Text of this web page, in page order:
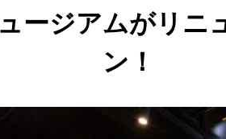
ージアムがリニ
ン！